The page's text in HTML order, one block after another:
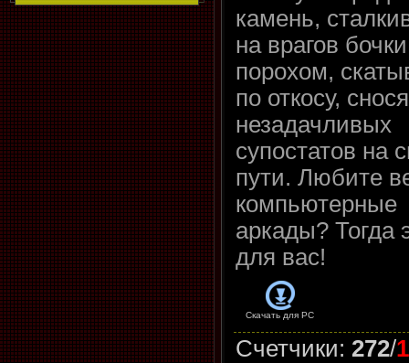
камень,
на врагов
порохом,
по откосу, снося
незадачливых
супостатов на
пути. Любите
компьютерные
аркады? Тогда
для вас!
Скачать для PC
Счетчики: 272/